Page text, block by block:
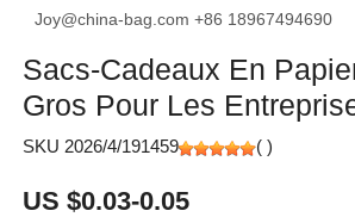
Joy@china-bag.com +86 18967494690
Sacs-Cadeaux En
Gros Pour Les
SKU 2026/4/191459 ( )
US $0.03-0.05